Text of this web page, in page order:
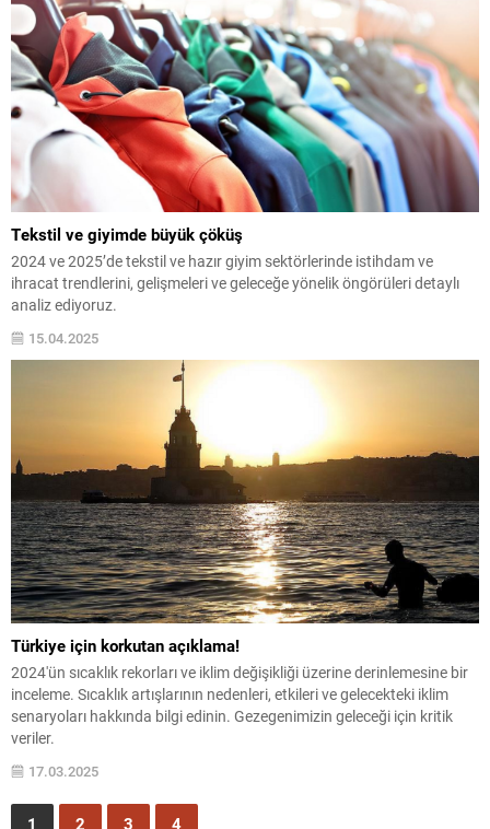
Tekstil ve giyimde büyük çöküş
2024 ve 2025’de tekstil ve hazır giyim sektörlerinde istihdam ve
ihracat trendlerini, gelişmeleri ve geleceğe yönelik öngörüleri detaylı
analiz ediyoruz.
15.04.2025
Türkiye için korkutan açıklama!
2024'ün sıcaklık rekorları ve iklim değişikliği üzerine derinlemesine bir
inceleme. Sıcaklık artışlarının nedenleri, etkileri ve gelecekteki iklim
senaryoları hakkında bilgi edinin. Gezegenimizin geleceği için kritik
veriler.
17.03.2025
1 2 3 4